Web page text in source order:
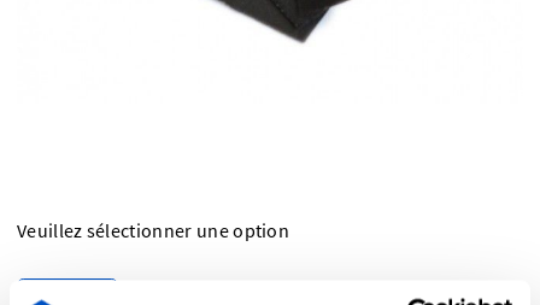
Veuillez sélectionner une option